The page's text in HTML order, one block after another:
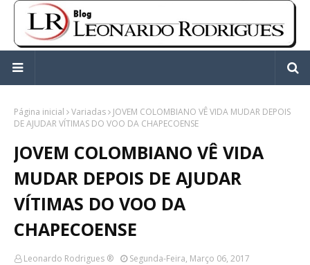
Página inicial Variadas
JOVEM COLOMBIANO VÊ VIDA MUDAR DEPOIS
DE AJUDAR VÍTIMAS DO VOO DA CHAPECOENSE
JOVEM COLOMBIANO VÊ VIDA
MUDAR DEPOIS DE AJUDAR
VÍTIMAS DO VOO DA
CHAPECOENSE
Leonardo Rodrigues ® Segunda-Feira, Março 06, 2017